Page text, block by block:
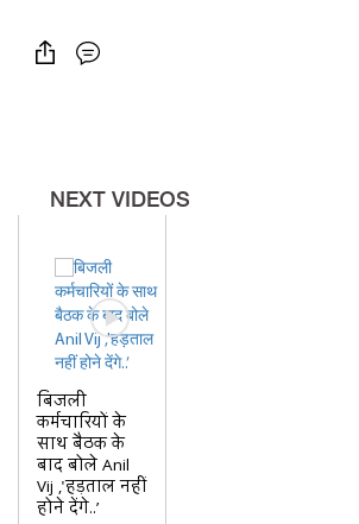
NEXT VIDEOS
बिजली
कर्मचारियों के
साथ बैठक के
बाद बोले Anil
Vij ,'हड़ताल नहीं
होने देंगे..’